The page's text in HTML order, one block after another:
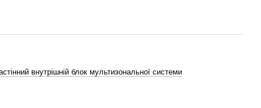
внутрішній блок мультизональної системи